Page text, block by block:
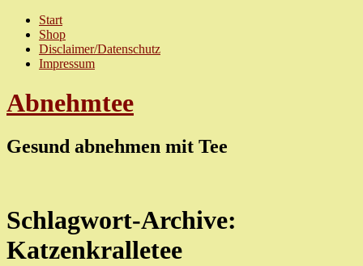
Start
Shop
Disclaimer/Datenschutz
Impressum
Abnehmtee
Gesund abnehmen mit Tee
Schlagwort-Archive:
Katzenkralletee